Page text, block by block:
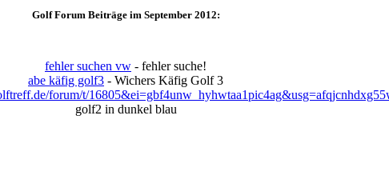
Golf Forum Beiträge im September 2012:
fehler suchen vw - fehler suche!
abe käfig golf3 - Wichers Käfig Golf 3
forum/t/
golf2 in dunkel blau